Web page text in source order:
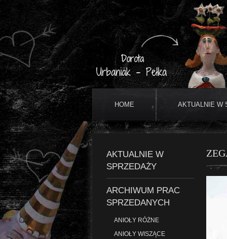
HOME AKTUALNIE W
AKTUALNIE W
SPRZEDAŻY
ARCHIWUM PRAC
SPRZEDANYCH
ANIOŁY RÓŻNE
ANIOŁY WISZĄCE